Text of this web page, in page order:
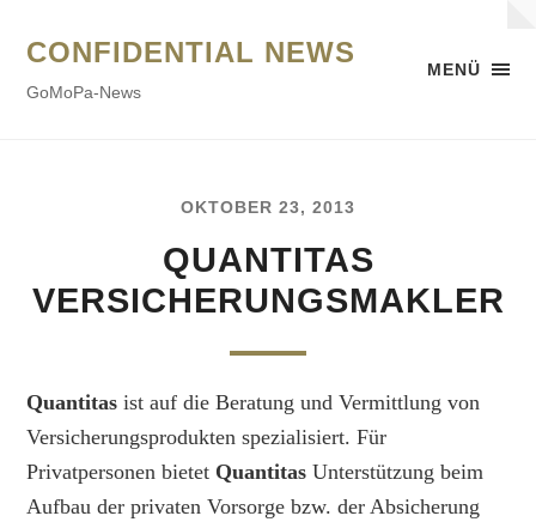
MENÜ
CONFIDENTIAL NEWS
GoMoPa-News
OKTOBER 23, 2013
QUANTITAS
VERSICHERUNGSMAKLER
Quantitas ist auf die Beratung und Vermittlung von
Versicherungsprodukten spezialisiert. Für
Privatpersonen bietet Quantitas Unterstützung beim
Aufbau der privaten Vorsorge bzw. der Absicherung